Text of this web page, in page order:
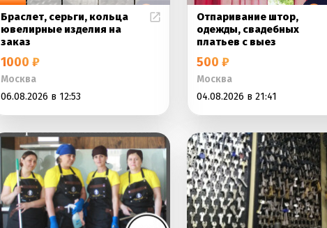
Браслет, серьги, кольца
ювелирные изделия на
заказ
1000 ₽
Москва
06.08.2026 в 12:53
Отпаривание штор,
одежды, свадебных
платьев с выез
500 ₽
Москва
04.08.2026 в 21:41